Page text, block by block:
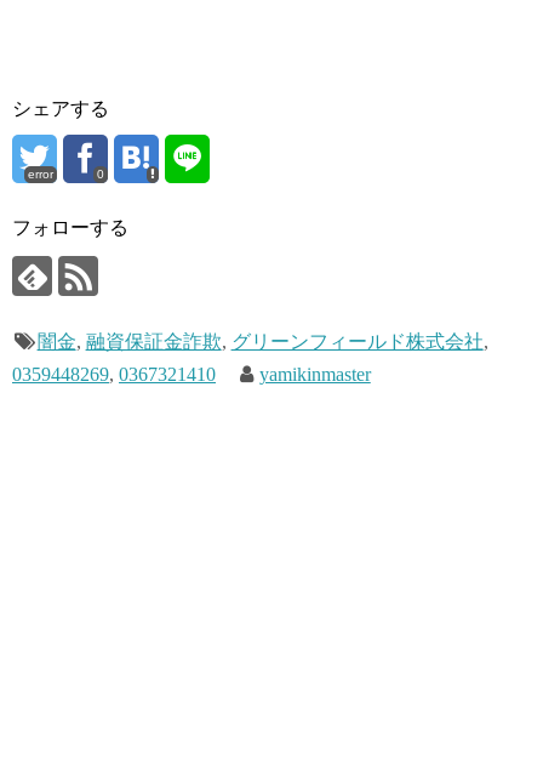
シェアする
error 0
フォローする
闇金, 融資保証金詐欺, グリーンフィールド株式会社,
0359448269, 0367321410 yamikinmaster